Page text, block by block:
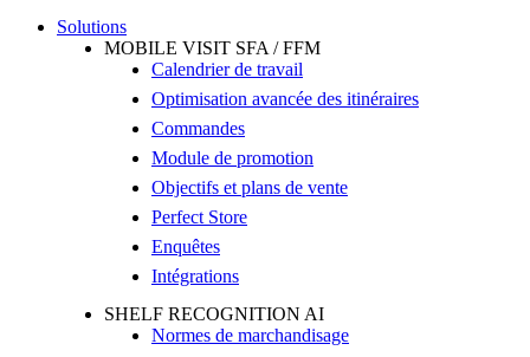
Solutions
MOBILE VISIT SFA / FFM
Calendrier de travail
Optimisation avancée des itinéraires
Commandes
Module de promotion
Objectifs et plans de vente
Perfect Store
Enquêtes
Intégrations
SHELF RECOGNITION AI
Normes de marchandisage